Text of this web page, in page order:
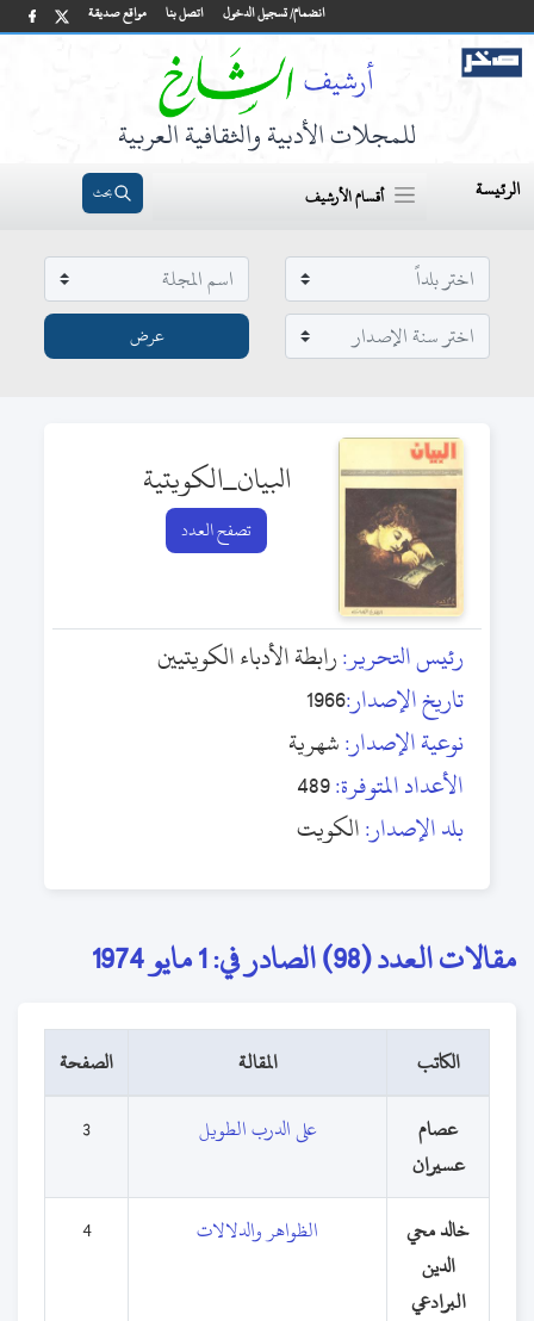
مواقع صديقة اتصل بنا انضمام/ تسجيل الدخول
للمجلات الأدبية والثقافية العربية
الرئيسة أقسام الأرشيف بحث
البيان_الكويتية
تصفح العدد
رئيس التحرير:رابطة الأدباء الكويتيين
تاريخ الإصدار:1966
نوعية الإصدار:شهرية
الأعداد المتوفرة:489
بلد الإصدار:الكويت
مقالات العدد (98) الصادر في: 1 مايو 1974
الكاتب المقالة
الصفحة
عصام
عسيران
على الدرب الطويل 3
خالد محي
الدين
البرادعي
الظواهر والدلالات 4